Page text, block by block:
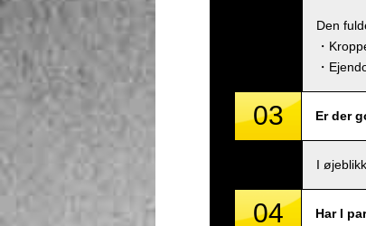
Den
・
・
03 Er der
I
04 Har I